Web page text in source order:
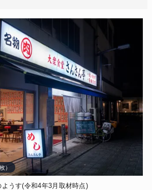
）
ようす(令和4年3月取材時点)